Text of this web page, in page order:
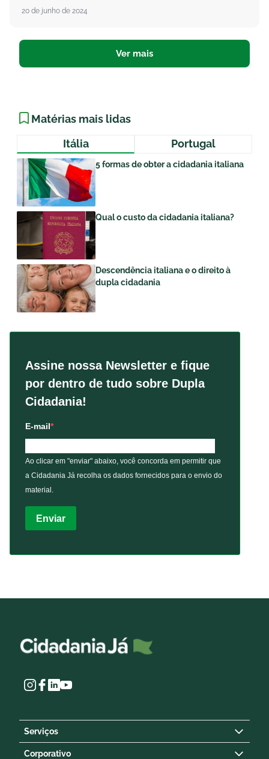
20 de junho de 2024
Ver mais
Matérias mais lidas
Itália
Portugal
5 formas de obter a cidadania italiana
Qual o custo da cidadania italiana?
Descendência italiana e o direito à
dupla cidadania
Assine nossa Newsletter e fique
por dentro de tudo sobre Dupla
Cidadania!
E-mail
Ao clicar em "enviar" abaixo, você concorda em permitir que
a Cidadania Já recolha os dados fornecidos para o envio do
material.
Enviar
Serviços
Corporativo